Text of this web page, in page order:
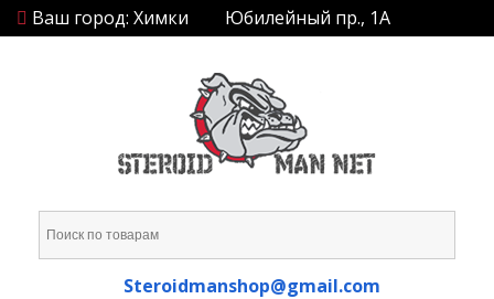
Ваш город: Химки Юбилейный пр., 1А
Steroidmanshop@gmail.com